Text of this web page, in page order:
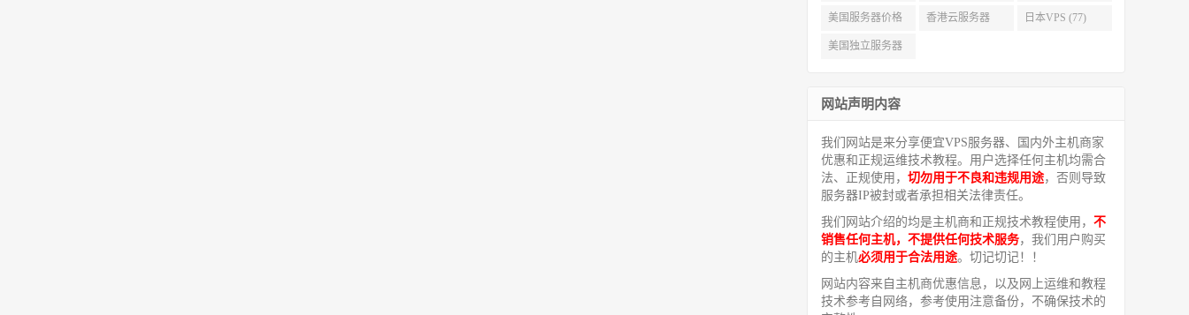
(94) (91)
美国服务器价格
(82)
香港云服务器 日本VPS (77)
美国独立服务器
网站声明内容
我们网站是来分享便宜VPS服务器、国内外主机商家
优惠和正规运维技术教程。用户选择任何主机均需合
法、正规使用， 切勿用于不良和违规用途，否则导致
服务器IP被封或者承担相关法律责任。
我们网站介绍的均是主机商和正规技术教程使用， 不
销售任何主机，不提供任何技术服务，我们用户购买
的主机必须用于合法用途。切记切记！！
网站内容来自主机商优惠信息，以及网上运维和教程
技术参考自网络，参考使用注意备份，不确保技术的